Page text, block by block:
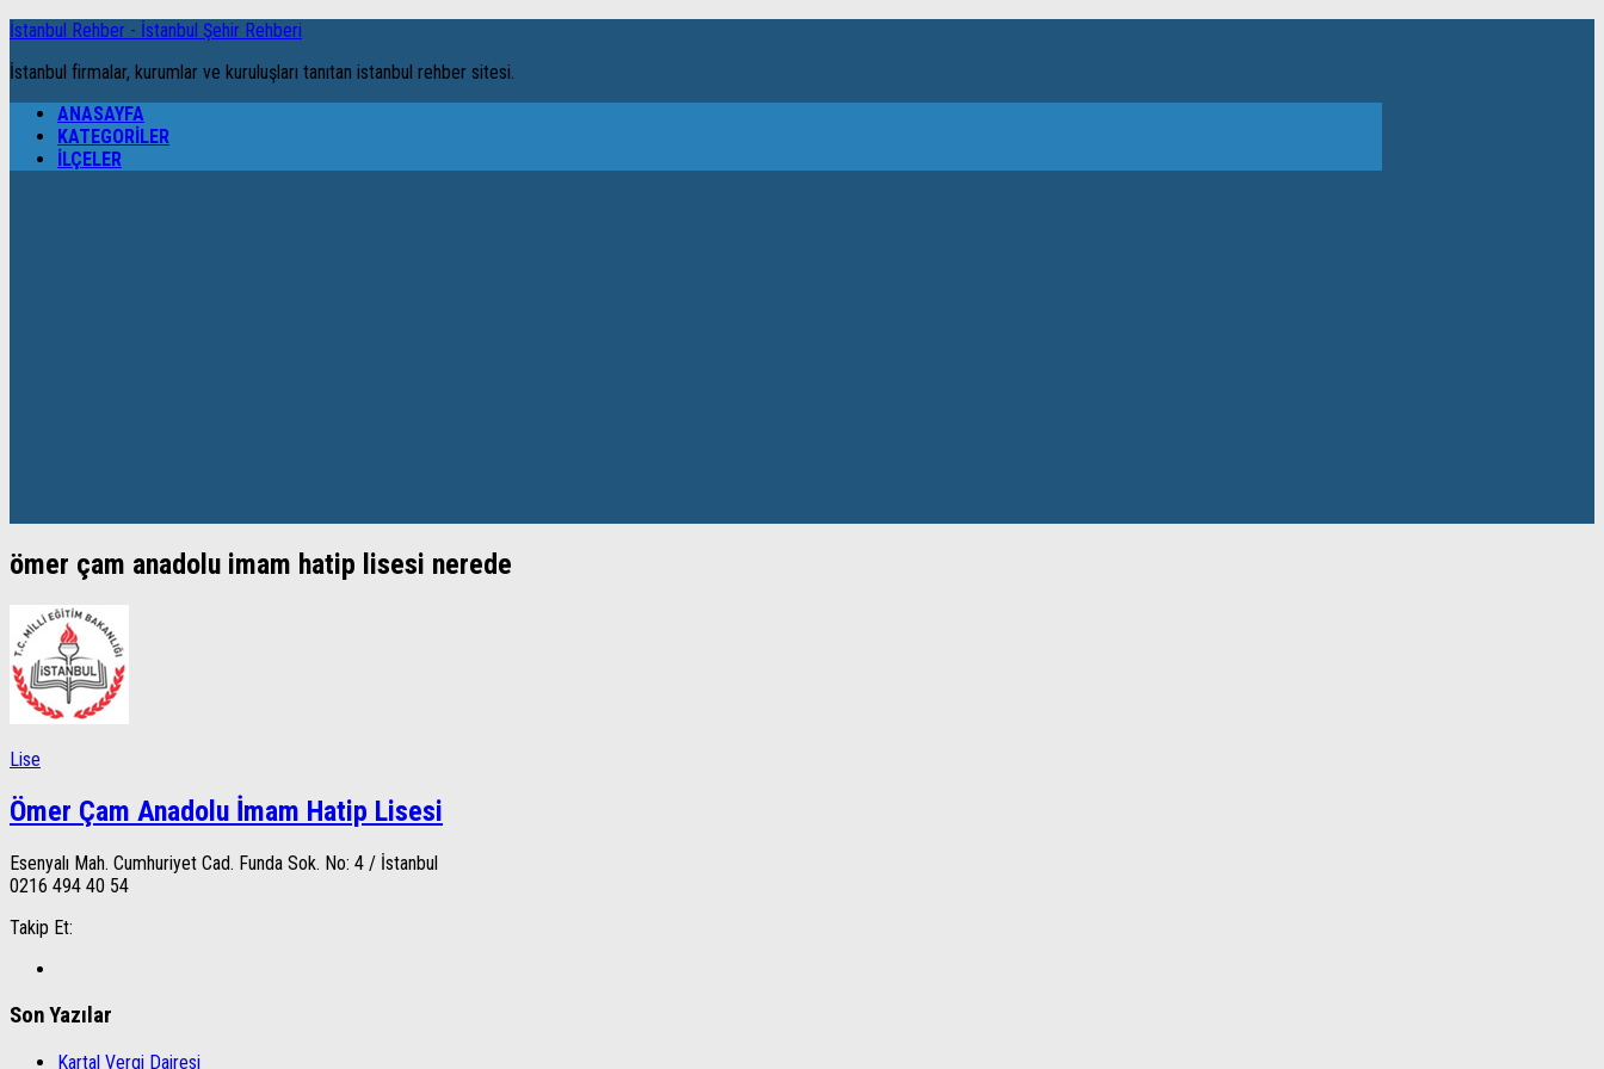
İstanbul Rehber - İstanbul Şehir Rehberi
İstanbul firmalar, kurumlar ve kuruluşları tanıtan istanbul rehber sitesi.
ANASAYFA
KATEGORILER
İLÇELER
ömer çam anadolu imam hatip lisesi nerede
Lise
Ömer Çam Anadolu İmam Hatip Lisesi
Esenyalı Mah. Cumhuriyet Cad. Funda Sok. No: 4 / İstanbul
0216 494 40 54
Takip Et:
Son Yazılar
Kartal Vergi Dairesi